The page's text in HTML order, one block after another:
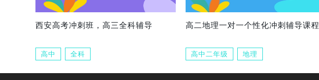
西安高考冲刺班，高三全科辅导
高中 全科
高二地理一对一个性化冲刺辅导课程
高中二年级 地理